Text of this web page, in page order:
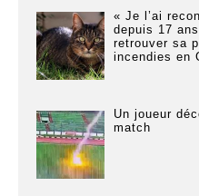
« Je l’ai
depuis 17
retrouver sa
incendies en
Un joueur
match